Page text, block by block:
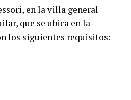
en la villa general
que se ubica en la
los siguientes requisitos: